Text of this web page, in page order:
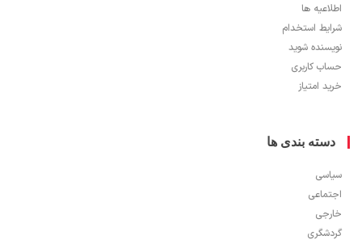
ها
استخدام
شوید
کاربری
امتیاز
بندی ها